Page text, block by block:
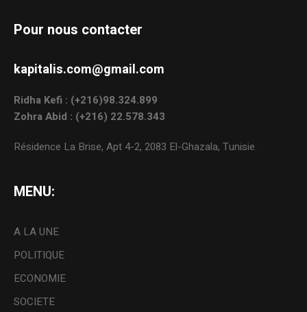
Pour nous contacter
kapitalis.com@gmail.com
Ridha Kefi : (+216)98.324.899
Zohra Abid : (+216) 22.578.343
Résidence La Brise, Apt 4-2, 2083 El-Ghazala, Tunisie.
MENU:
A LA UNE
POLITIQUE
ECONOMIE
SOCIETE